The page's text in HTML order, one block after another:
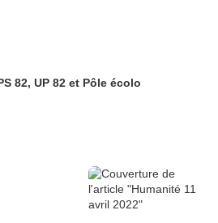
82, UP 82 et Pôle écolo